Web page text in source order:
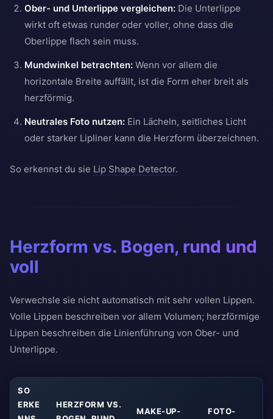
Ober- und Unterlippe vergleichen: Die Unterlippe
wirkt oft etwas runder oder voller, ohne dass die
Oberlippe flach sein muss.
Mundwinkel betrachten: Wenn vor allem die
horizontale Breite auffällt, ist die Form eher breit als
herzförmig.
Neutrales Foto nutzen: Ein Lächeln, seitliches Licht
oder starker Lipliner kann die Herzform überzeichnen.
So erkennst du sie Lip Shape Detector.
Herzform vs. Bogen, rund und
voll
Verwechsle sie nicht automatisch mit sehr vollen Lippen.
Volle Lippen beschreiben vor allem Volumen; herzförmige
Lippen beschreiben die Linienführung von Ober- und
Unterlippe.
SO
ERKE
HERZFORM VS.
MAKE-UP- FOTO-